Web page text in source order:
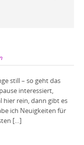
still – so geht das
interessiert,
hier rein, dann gibt es
ich Neuigkeiten für
[…]